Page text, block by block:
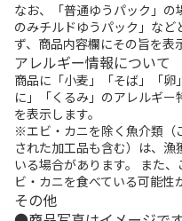
なお、「普通ゆうパック」
のみチルドゆうパック」な
ず、商品内容欄にその旨を表
アレルギー情報について
商品に「小麦」「そば」「
に」「くるみ」のアレルギ
を表示します。
※エビ・カニを除く魚介類（
された加工品も含む）は、
いる場合があります。 また
ビ・カニを食べている可能性
その他